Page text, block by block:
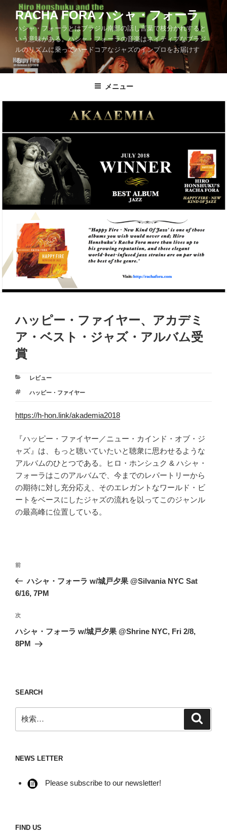
へ
ッ
RACHA FORA ハシャ・フォーラ
ハシャ・フォーラとはブラジル南部の話し言葉で枝分かれすると
いう意味がある。ハシャ・フォーラの音楽はネイティブなブラジ
ルのリズムに乗ってハードコアなジャズのインプロをお届けす
る。
メニュー
ハッピー・ファイヤー、アカデミ
ア・ベスト・ジャズ・アルバム受
賞
カ
ゴ
ー
レビュー
タ
ハッピー・ファイヤー
https://h-hon.link/akademia2018
『ハッピー・ファイヤー／ニュー・カインド・オブ・ジ
ャズ』は、もっと聴いていたいと聴衆に思わせるような
アルバムのひとつである。ヒロ・ホンシュク & ハシャ・
フォーラはこのアルバムで、今までのレパートリーから
の期待に対し充分応え、そのエレガントなワールド・ビ
ートをベースにしたジャズの流れを以ってこのジャンル
の最高峰に位置している。
投
ナ
ゲ
ー
シ
前
の
投
前
ハシャ・フォーラ w/城戸夕果 @Silvania NYC Sat
6/16, 7PM
次
の
投
次
ハシャ・フォーラ w/城戸夕果 @Shrine NYC, Fri 2/8,
8PM
SEARCH
検
索:
NEWS LETTER
Please subscribe to our newsletter!
FIND US